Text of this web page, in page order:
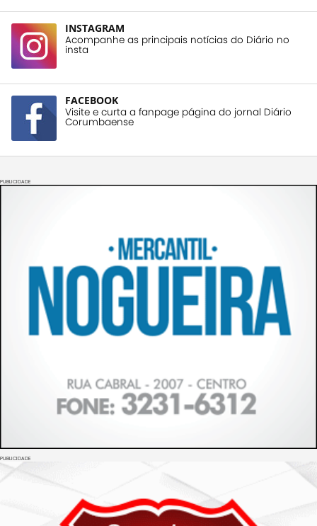
INSTAGRAM
Acompanhe as principais notícias do Diário no
insta
FACEBOOK
Visite e curta a fanpage página do jornal Diário
Corumbaense
PUBLICIDADE
PUBLICIDADE